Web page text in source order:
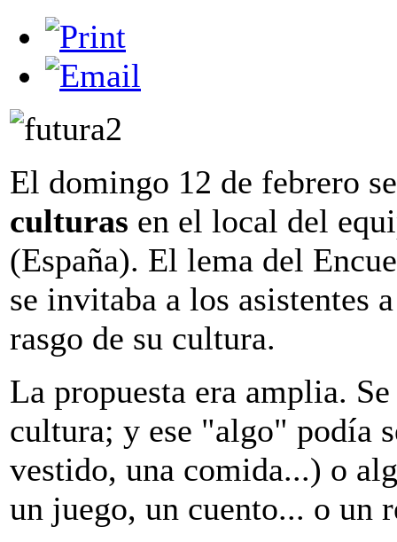
El domingo 12 de febrero
culturas en el local del
(España). El lema del
se invitaba a los asistentes
rasgo de su cultura.
La propuesta era amplia.
cultura; y ese "algo" podía
vestido, una comida...) o
un juego, un cuento... o un